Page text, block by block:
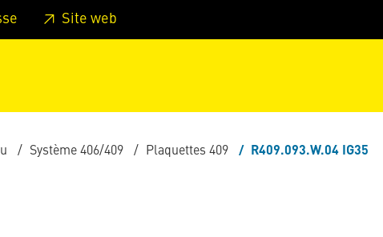
au pied de page
Site web
Système 406/409 Plaquettes 409 R409.093.W.04 IG35